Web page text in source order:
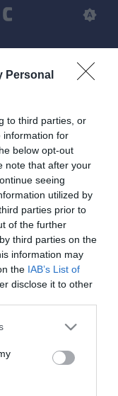
Personal
to third parties, or
information for
below opt-out
note that after your
seeing
utilized by
parties prior to
of the further
third parties on the
information may
the IAB’s List of
disclose it to other
di
portiere biancoblù